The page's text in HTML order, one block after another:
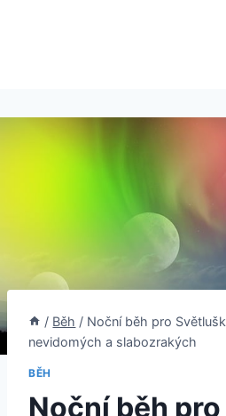
/ Běh / Noční běh pro
nevidomých a slabozrakých
BĚH
Noční běh